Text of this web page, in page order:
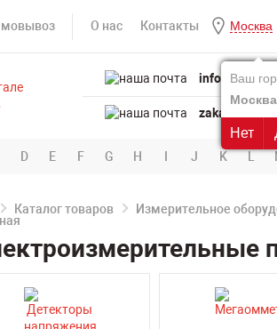
О нас Контакты Москва
Ваш
Москва
Нет
D E F G H I J K L
Каталог товаров Измерительное